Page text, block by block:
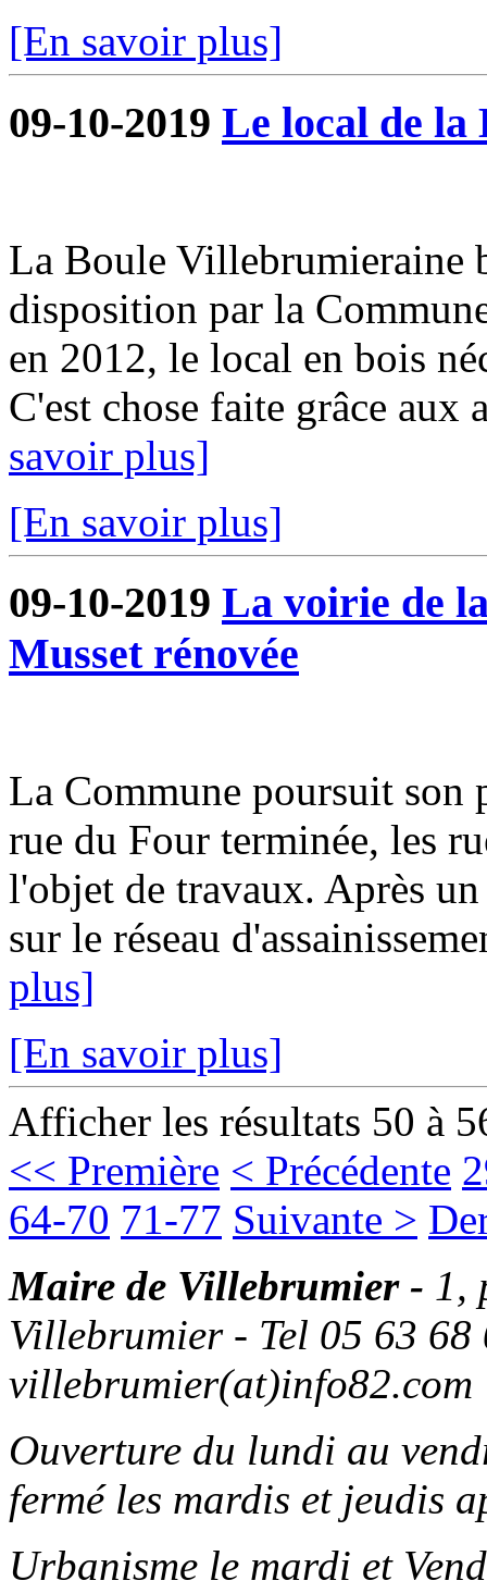
[En savoir plus]
09-10-2019 Le local de
La Boule Villebrumieraine
disposition par la
en 2012, le local en bois
C'est chose faite grâce aux
savoir plus]
[En savoir plus]
09-10-2019 La voirie de
Musset rénovée
La Commune poursuit
rue du Four terminée, les
l'objet de travaux. Après un
sur le réseau
plus]
[En savoir plus]
Afficher les résultats 50 à
<< Première < Précédente
64-70 71-77 Suivante >
Maire de Villebrumier - 1,
Villebrumier - Tel 05 63
villebrumier(at)info82.com
Ouverture du lundi au
fermé les mardis et jeudis
Urbanisme le mardi et